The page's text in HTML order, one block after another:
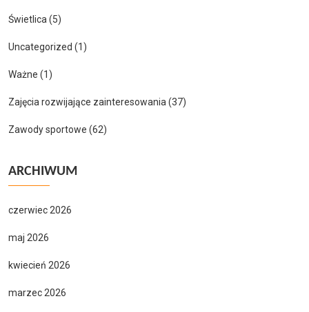
Świetlica(5)
Uncategorized (1)
Ważne (1)
Zajęcia rozwijające zainteresowania(37)
Zawody sportowe (62)
ARCHIWUM
czerwiec 2026
maj 2026
kwiecień 2026
marzec 2026